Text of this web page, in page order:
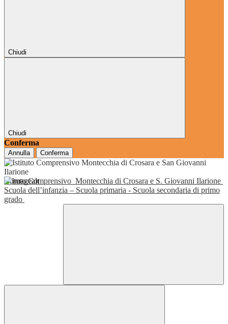
Chiudi
Chiudi
Conferma
Annulla Conferma
Istituto Comprensivo Montecchia di Crosara e S. Giovanni Ilarione
Scuola dell’infanzia – Scuola primaria - Scuola secondaria di primo
grado